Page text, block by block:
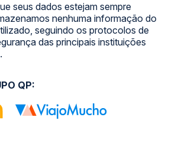
seus dados estejam sempre
nenhuma informação do
seguindo os protocolos de
das principais instituições
QP: